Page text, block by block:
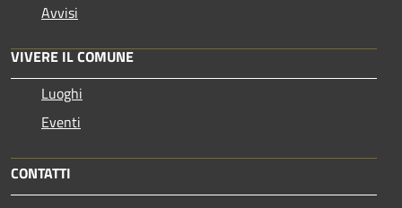
Avvisi
VIVERE IL COMUNE
Luoghi
Eventi
CONTATTI